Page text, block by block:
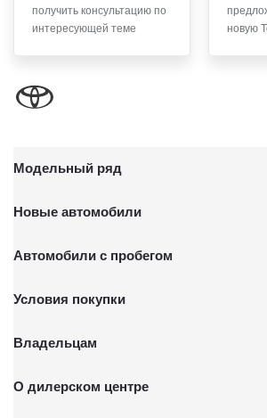
письменного заявления Обществу
ТПЗ «Алтуфьево», вл. 5, стр. 1.
получить консультацию по
интересующей теме
новую
Модельный ряд
Новые автомобили
Автомобили с пробегом
Условия покупки
Владельцам
О дилерском центре